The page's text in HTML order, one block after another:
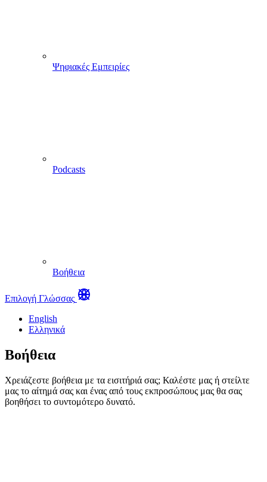
Ψηφιακές Εμπειρίες
Podcasts
Βοήθεια
Επιλογή Γλώσσας
English
Ελληνικά
Βοήθεια
Χρειάζεστε βοήθεια με τα εισιτήριά σας; Καλέστε μας ή στείλτε
μας το αίτημά σας και ένας από τους εκπροσώπους μας θα σας
βοηθήσει το συντομότερο δυνατό.